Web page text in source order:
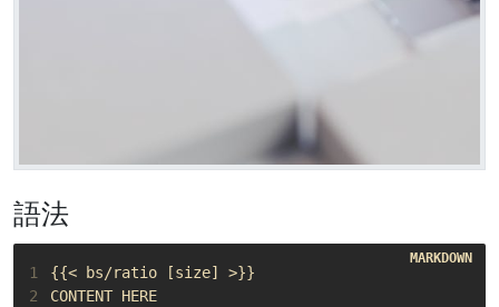
語法
1
2
CONTENT HERE